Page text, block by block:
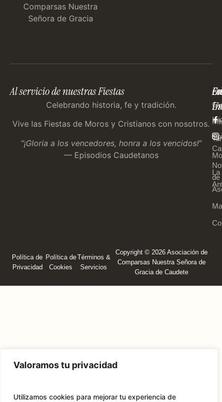
Valoramos tu privacidad
Utilizamos cookies para mejorar tu experiencia de
Comparsas Nuestra
Señora de Gracia
Al servicio de nuestras Fiestas
Celebrando historia, fe y tradición.
Vive las Fiestas de Moros y Cristianos con nosotros.
“¡Gloria a los vencedores, honra a los vencidos!”
— Episodios Caudetanos
de
La
Us
Copyright © 2026 Asociación de
Comparsas Nuestra Señora de
Gracia de Caudete
Política de
Privacidad
Política de
Cookies
Términos &
Servicios